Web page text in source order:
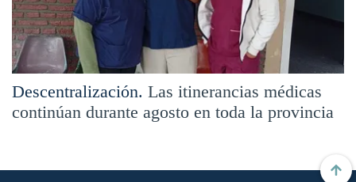
Descentralización. Las itinerancias médicas
continúan durante agosto en toda la provincia